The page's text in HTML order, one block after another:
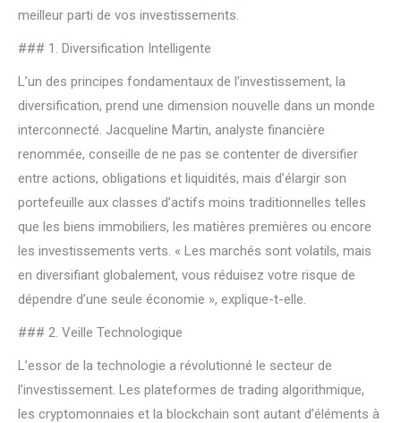
meilleur parti de vos investissements.
### 1. Diversification Intelligente
L’un des principes fondamentaux de l’investissement, la
diversification, prend une dimension nouvelle dans un monde
interconnecté. Jacqueline Martin, analyste financière
renommée, conseille de ne pas se contenter de diversifier
entre actions, obligations et liquidités, mais d’élargir son
portefeuille aux classes d’actifs moins traditionnelles telles
que les biens immobiliers, les matières premières ou encore
les investissements verts. « Les marchés sont volatils, mais
en diversifiant globalement, vous réduisez votre risque de
dépendre d’une seule économie », explique-t-elle.
### 2. Veille Technologique
L’essor de la technologie a révolutionné le secteur de
l’investissement. Les plateformes de trading algorithmique,
les cryptomonnaies et la blockchain sont autant d’éléments à